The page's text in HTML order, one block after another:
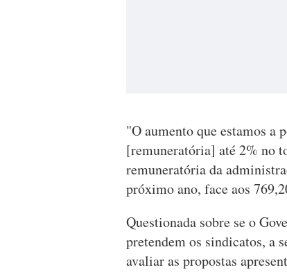
"O aumento que estamos a
[remuneratória] até 2% no
remuneratória da
próximo ano, face aos
Questionada sobre se o
pretendem os sindicatos, a
avaliar as propostas